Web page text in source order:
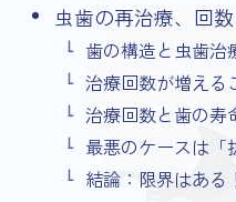
虫歯の再治療、回
歯の構造と虫歯治
治療回数が増える
治療回数と歯の寿
最悪のケースは「
結論：限界はある